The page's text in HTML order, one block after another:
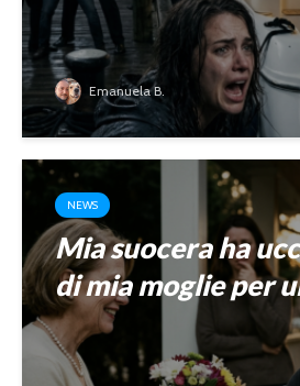
Emanuela B.
NEWS
Mia suocera ha
di mia moglie per